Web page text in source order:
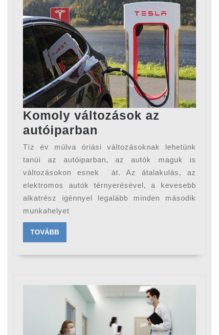
Komoly változások az
autóiparban
változások
az
autóiparban
Tíz év múlva óriási változásoknak lehetünk
tanúi az autóiparban, az autók maguk is
változásokon esnek át. Az átalakulás, az
elektromos autók térnyerésével, a kevesebb
alkatrész igénnyel legalább minden második
munkahelyet
TOVÁBBTOVÁBB